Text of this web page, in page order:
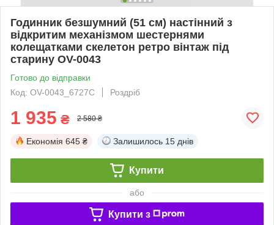
Годинник безшумний (51 см) настінний з
відкритим механізмом шестернями
колещатками скелетон ретро вінтаж під
старину OV-0043
Готово до відправки
Код: OV-0043_6727C
Роздріб
1 935 ₴ 2 580 ₴
Економія 645 ₴ Залишилось 15 днів
Купити
або
Купити з